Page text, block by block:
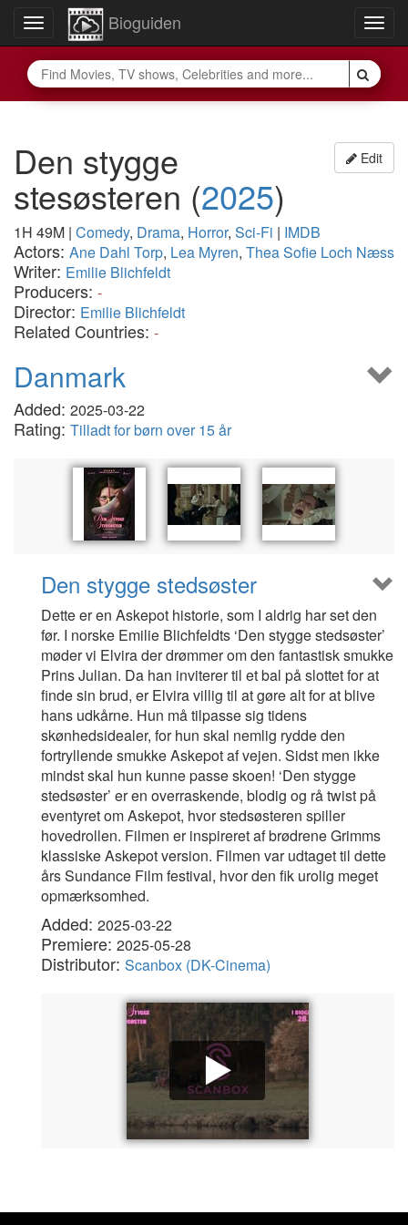
Toggle
navigation
Bioguiden
Edit
Den stygge
stesøsteren (2025)
1H 49M | Comedy, Drama, Horror, Sci-Fi | IMDB
Actors: Ane Dahl Torp, Lea Myren, Thea Sofie Loch Næss
Writer: Emilie Blichfeldt
Producers: -
Director: Emilie Blichfeldt
Related Countries: -
Danmark
Added: 2025-03-22
Rating: Tilladt for børn over 15 år
Den stygge stedsøster
Dette er en Askepot historie, som I aldrig har set den
før. I norske Emilie Blichfeldts ‘Den stygge stedsøster’
møder vi Elvira der drømmer om den fantastisk smukke
Prins Julian. Da han inviterer til et bal på slottet for at
finde sin brud, er Elvira villig til at gøre alt for at blive
hans udkårne. Hun må tilpasse sig tidens
skønhedsidealer, for hun skal nemlig rydde den
fortryllende smukke Askepot af vejen. Sidst men ikke
mindst skal hun kunne passe skoen! ‘Den stygge
stedsøster’ er en overraskende, blodig og rå twist på
eventyret om Askepot, hvor stedsøsteren spiller
hovedrollen. Filmen er inspireret af brødrene Grimms
klassiske Askepot version. Filmen var udtaget til dette
års Sundance Film festival, hvor den fik urolig meget
opmærksomhed.
Added: 2025-03-22
Premiere: 2025-05-28
Distributor: Scanbox (DK-Cinema)